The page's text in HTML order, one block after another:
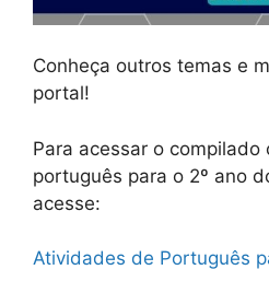
Conheça outros temas e
portal!
Para acessar o compilado
português para o 2º ano
acesse:
Atividades de Português